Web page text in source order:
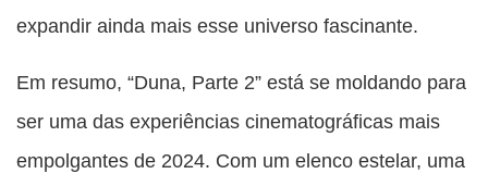
expandir ainda mais esse universo fascinante.
Em resumo, “Duna, Parte 2” está se moldando para
ser uma das experiências cinematográficas mais
empolgantes de 2024. Com um elenco estelar, uma